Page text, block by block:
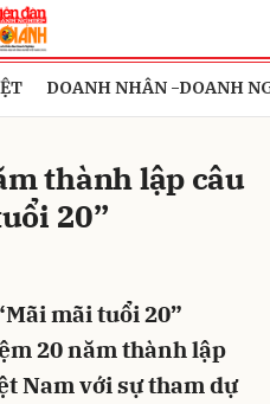
DOANH NHÂN -DOANH
thành lập câu
20”
mãi tuổi 20”
20 năm thành lập
Nam với sự tham dự
Hủy Gửi